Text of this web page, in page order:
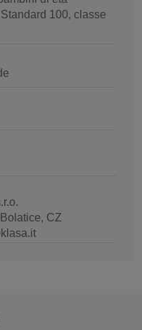
100, classe
CZ